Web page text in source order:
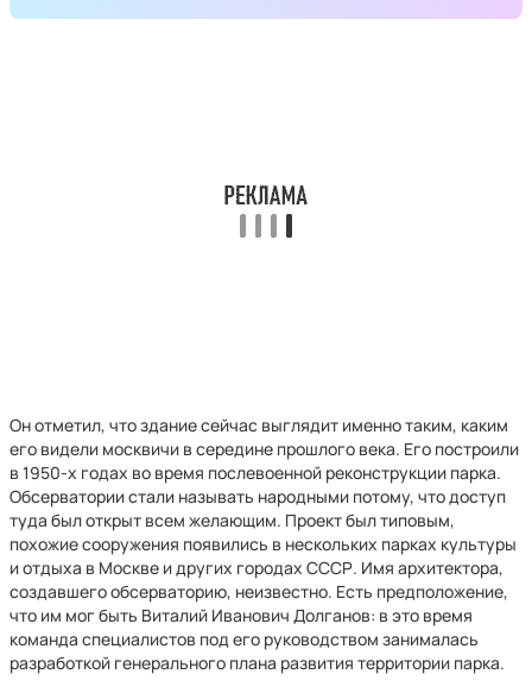
Он отметил, что здание сейчас выглядит именно таким, каким
его видели москвичи в середине прошлого века. Его построили
в 1950-х годах во время послевоенной реконструкции парка.
Обсерватории стали называть народными потому, что доступ
туда был открыт всем желающим. Проект был типовым,
похожие сооружения появились в нескольких парках культуры
и отдыха в Москве и других городах СССР. Имя архитектора,
создавшего обсерваторию, неизвестно. Есть предположение,
что им мог быть Виталий Иванович Долганов: в это время
команда специалистов под его руководством занималась
разработкой генерального плана развития территории парка.